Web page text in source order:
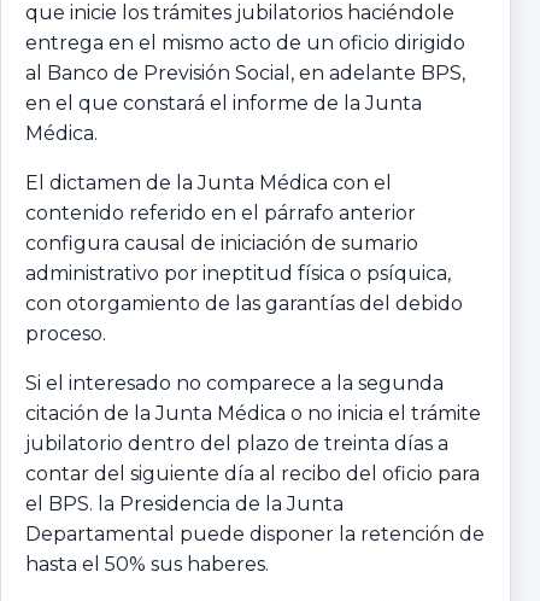
que inicie los trámites jubilatorios haciéndole
entrega en el mismo acto de un oficio dirigido
al Banco de Previsión Social, en adelante BPS,
en el que constará el informe de la Junta
Médica.
El dictamen de la Junta Médica con el
contenido referido en el párrafo anterior
configura causal de iniciación de sumario
administrativo por ineptitud física o psíquica,
con otorgamiento de las garantías del debido
proceso.
Si el interesado no comparece a la segunda
citación de la Junta Médica o no inicia el trámite
jubilatorio dentro del plazo de treinta días a
contar del siguiente día al recibo del oficio para
el BPS. la Presidencia de la Junta
Departamental puede disponer la retención de
hasta el 50% sus haberes.